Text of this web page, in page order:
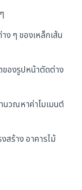
ๆ ของเหล็กเส้น
องรูปหน้าตัดต่าง
นวณหาค่าโมเมนต์
สร้าง อาคารไม้